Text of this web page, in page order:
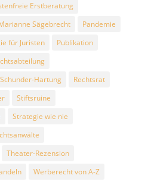
Erstberatung
Sägebrecht
Pandemie
für Juristen
Publikation
Hartung
Rechtsrat
Stiftsruine
Strategie wie nie
Theater-Rezension
Werberecht von A-Z